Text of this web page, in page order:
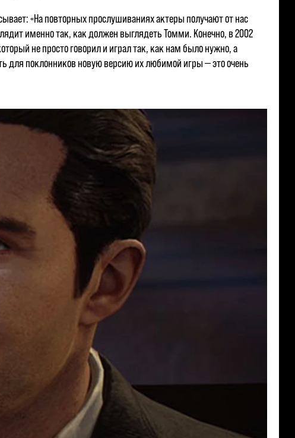
«На повторных прослушиваниях актеры получают от нас
именно так, как должен выглядеть Томми. Конечно, в 2002
не просто говорил и играл так, как нам было нужно, а
для поклонников новую версию их любимой игры — это очень